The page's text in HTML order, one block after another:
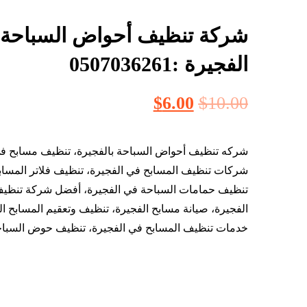
شركة تنظيف أحواض
الفجيرة :0507036261
$10.00
$6.00
شركه تنظيف أحواض السباحة بالفجيرة، تنظيف مسابح
شركات تنظيف المسابح في الفجيرة، تنظيف فلاتر
تنظيف حمامات السباحة في الفجيرة، أفضل شركة
الفجيرة، صيانة مسابح الفجيرة، تنظيف وتعقيم المسابح
خدمات تنظيف المسابح في الفجيرة، تنظيف حوض